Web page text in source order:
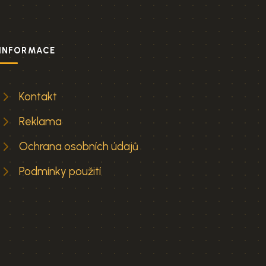
Kontakt
Reklama
Ochrana osobních údajů
Podmínky použití